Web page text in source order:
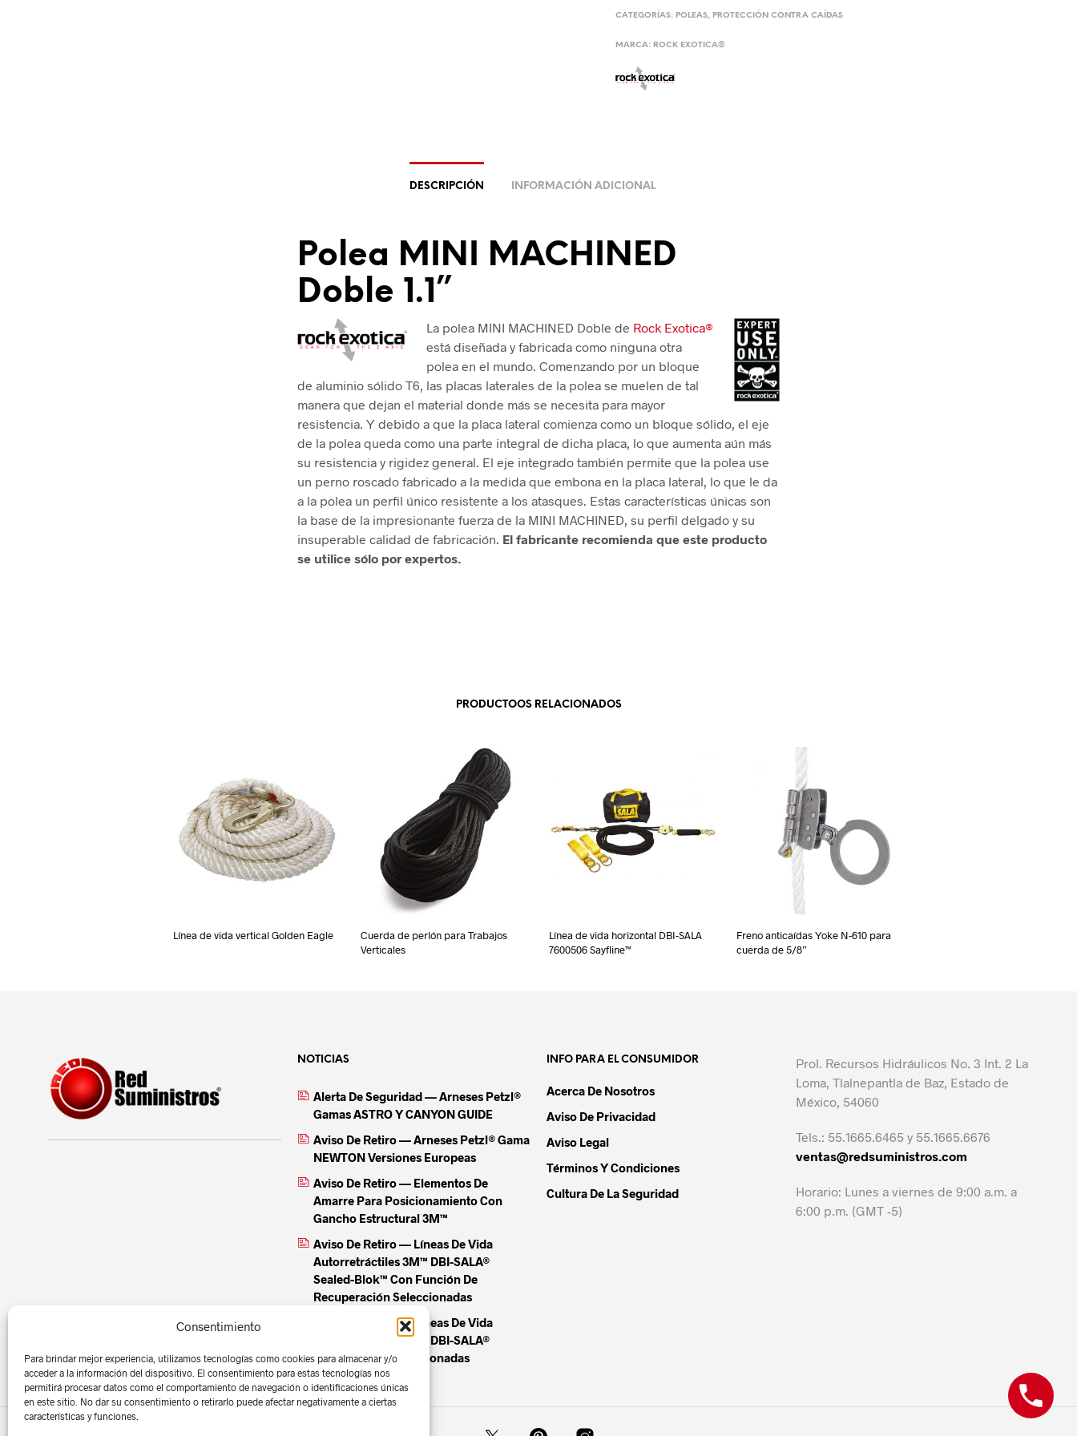
Consentimiento
Para brindar mejor experiencia, utilizamos tecnologías como cookies para almacenar y/o
acceder a la información del dispositivo. El consentimiento para estas tecnologías nos
permitirá procesar datos como el comportamiento de navegación o identificaciones únicas
en este sitio. No dar su consentimiento o retirarlo puede afectar negativamente a ciertas
características y funciones.
CATEGORÍAS: POLEAS, PROTECCIÓN CONTRA CAÍDAS
MARCA: ROCK EXOTICA®
DESCRIPCIÓN INFORMACIÓN ADICIONAL
Polea MINI MACHINED
Doble 1.1”
La polea MINI MACHINED Doble de Rock Exotica®
está diseñada y fabricada como ninguna otra
polea en el mundo. Comenzando por un bloque
de aluminio sólido T6, las placas laterales de la polea se muelen de tal
manera que dejan el material donde más se necesita para mayor
resistencia. Y debido a que la placa lateral comienza como un bloque sólido, el eje
de la polea queda como una parte integral de dicha placa, lo que aumenta aún más
su resistencia y rigidez general. El eje integrado también permite que la polea use
un perno roscado fabricado a la medida que embona en la placa lateral, lo que le da
a la polea un perfil único resistente a los atasques. Estas características únicas son
la base de la impresionante fuerza de la MINI MACHINED, su perfil delgado y su
insuperable calidad de fabricación. El fabricante recomienda que este producto
se utilice sólo por expertos.
PRODUCTOOS RELACIONADOS
Línea de vida vertical Golden Eagle
Cuerda de perlón para Trabajos
Verticales
Línea de vida horizontal DBI-SALA
7600506 Sayfline™
Freno anticaídas Yoke N-610 para
cuerda de 5/8”
NOTICIAS
Alerta De Seguridad — Arneses Petzl®
Gamas ASTRO Y CANYON GUIDE
Aviso De Retiro — Arneses Petzl® Gama
NEWTON Versiones Europeas
Aviso De Retiro — Elementos De
Amarre Para Posicionamiento Con
Gancho Estructural 3M™
Aviso De Retiro — Líneas De Vida
Autorretráctiles 3M™ DBI-SALA®
Sealed-Blok™ Con Función De
Recuperación Seleccionadas
Aviso De Retiro — Líneas De Vida
Autorretráctiles 3M™ DBI-SALA®
Sealed-Blok™ Seleccionadas
INFO PARA EL CONSUMIDOR
Acerca De Nosotros
Aviso De Privacidad
Aviso Legal
Términos Y Condiciones
Cultura De La Seguridad
Prol. Recursos Hidráulicos No. 3 Int. 2 La
Loma, Tlalnepantla de Baz, Estado de
México, 54060
Tels.: 55.1665.6465 y 55.1665.6676
ventas@redsuministros.com
Horario: Lunes a viernes de 9:00 a.m. a
6:00 p.m. (GMT -5)